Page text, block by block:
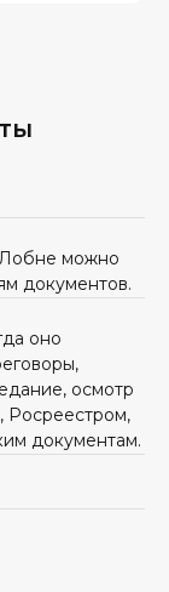
можно
документов.
оно
осмотр
Росреестром,
документам.